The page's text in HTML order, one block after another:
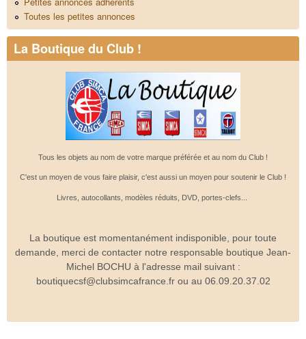
Toutes les petites annonces
La Boutique du Club !
Tous les objets au nom de votre marque préférée et au nom du Club !
C'est un moyen de vous faire plaisir, c'est aussi un moyen pour soutenir le Club !
Livres, autocollants, modèles réduits, DVD, portes-clefs...
La boutique est momentanément indisponible, pour toute
demande, merci de contacter notre responsable boutique Jean-
Michel BOCHU à l'adresse mail suivant :
boutiquecsf@clubsimcafrance.fr ou au 06.09.20.37.02